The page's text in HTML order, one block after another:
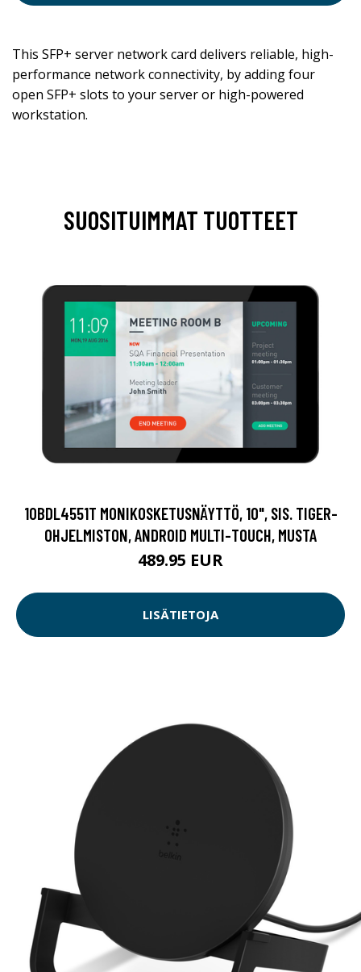
This SFP+ server network card delivers reliable, high-
performance network connectivity, by adding four
open SFP+ slots to your server or high-powered
workstation.
SUOSITUIMMAT TUOTTEET
10BDL4551T MONIKOSKETUSNÄYTTÖ, 10", SIS. TIGER-
OHJELMISTON, ANDROID MULTI-TOUCH, MUSTA
489.95 EUR
LISÄTIETOJA